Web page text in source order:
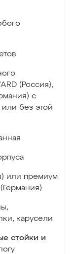
(Россия),
с
без этой
или премиум
карусели
стойки и